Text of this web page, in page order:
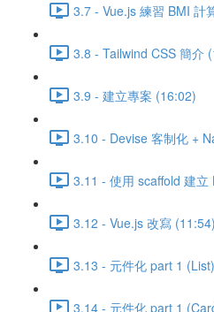
3.7 - Vue.js 練習 BMI 計
3.8 - Tailwind CSS 簡介
3.9 - 建立專案 (16:02)
3.10 - Devise 客制化 +
3.11 - 使用 scaffold 建
3.12 - Vue.js 改寫 (11:54)
3.13 - 元件化 part 1
3.14 - 元件化 part 1